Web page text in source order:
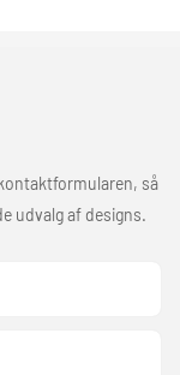
så
udvalg af designs.